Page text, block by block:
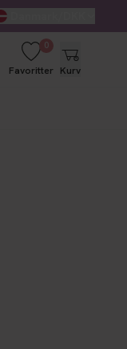
0
Favoritter Kurv